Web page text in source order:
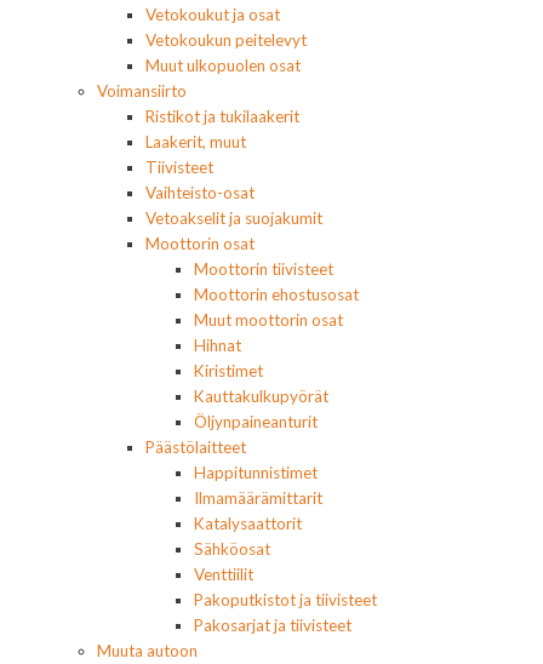
Vetokoukut ja osat
Vetokoukun peitelevyt
Muut ulkopuolen osat
Voimansiirto
Ristikot ja tukilaakerit
Laakerit, muut
Tiivisteet
Vaihteisto-osat
Vetoakselit ja suojakumit
Moottorin osat
Moottorin tiivisteet
Moottorin ehostusosat
Muut moottorin osat
Hihnat
Kiristimet
Kauttakulkupyörät
Öljynpaineanturit
Päästölaitteet
Happitunnistimet
Ilmamäärämittarit
Katalysaattorit
Sähköosat
Venttiilit
Pakoputkistot ja tiivisteet
Pakosarjat ja tiivisteet
Muuta autoon